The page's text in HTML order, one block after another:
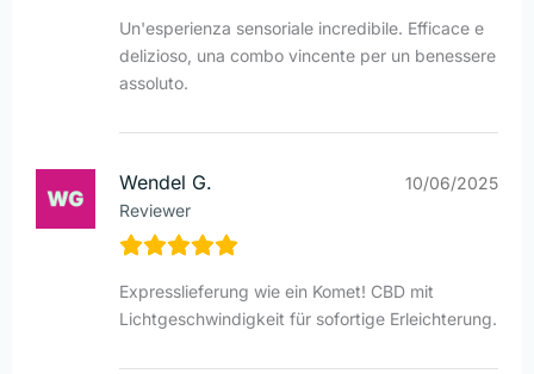
Un'esperienza sensoriale incredibile. Efficace e
delizioso, una combo vincente per un benessere
assoluto.
Wendel G.
Reviewer
10/06/2025
Expresslieferung wie ein Komet! CBD mit
Lichtgeschwindigkeit für sofortige Erleichterung.